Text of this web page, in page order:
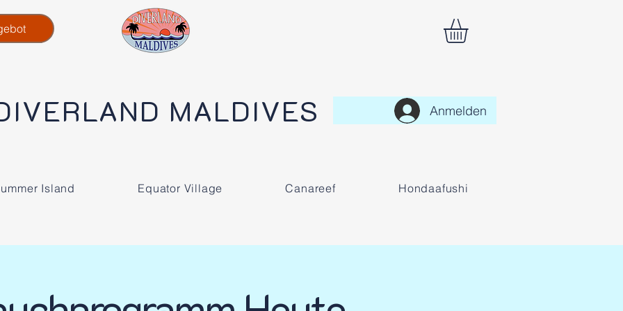
MALDIVES Anmelden
Island Equator Village Canareef Hondaafushi